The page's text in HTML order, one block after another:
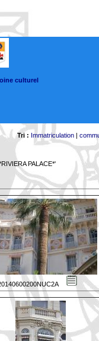
culturel
Tri : Immatriculation|
PALACE*'